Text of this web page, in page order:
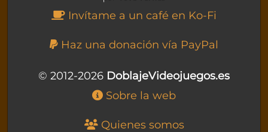
Invítame a un café en Ko-Fi
Haz una donación vía PayPal
© 2012-2026 DoblajeVideojuegos.es
Sobre la web
Quienes somos